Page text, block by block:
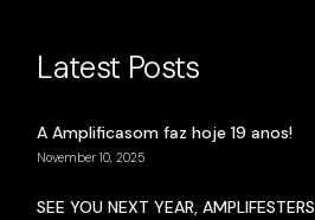
Latest Posts
A Amplificasom faz hoje 19 anos!
November 10, 2025
SEE YOU NEXT YEAR, AMPLIFESTERS